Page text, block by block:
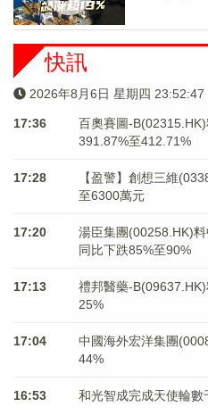
快訊
2026年8月6日 星期四 23:52:47
17:36
百奧賽圖-
391.87%至412.71%
17:28
【盈警】創想三維
至6300萬元
17:20
湯臣集團(00258.HK)
同比下跌85%至90%
17:13
禮邦醫藥-
25%
17:04
中國海外宏洋集團
44%
16:53 和光智成完成天使輪數